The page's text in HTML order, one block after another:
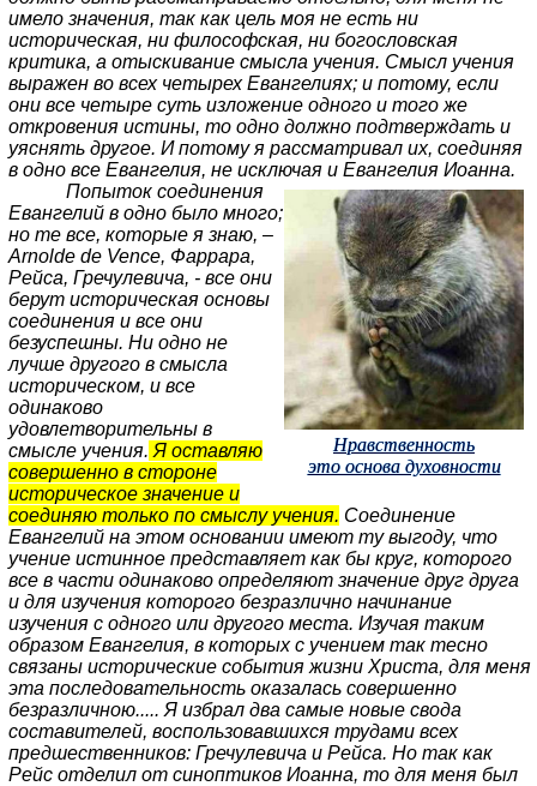
имело значения, так как цель моя не есть ни
историческая, ни философская, ни богословская
критика, а отыскивание смысла учения. Смысл учения
выражен во всех четырех Евангелиях; и потому, если
они все четыре суть изложение одного и того же
откровения истины, то одно должно подтверждать и
уяснять другое. И потому я рассматривал их, соединяя
в одно все Евангелия, не исключая и Евангелия Иоанна.
Нравственность
это основа духовности
Попыток соединения
Евангелий в одно было много;
но те все, которые я знаю, –
Arnolde de Vence, Фаррара,
Рейса, Гречулевича, - все они
берут историческая основы
соединения и все они
безуспешны. Hи одно не
лучше другого в смысла
историческом, и все
одинаково
удовлетворительны в
смысле учения. Я оставляю
совершенно в стороне
историческое значение и
соединяю только по смыслу учения. Соединение
Евангелий на этом основании имеют ту выгоду, что
учение истинное представляет как бы круг, которого
все в части одинаково определяют значение друг друга
и для изучения которого безразлично начинание
изучения с одного или другого места. Изучая таким
образом Евангелия, в которых с учением так тесно
связаны исторические события жизни Христа, для меня
эта последовательность оказалась совершенно
безразличною..... Я избрал два самые новые свода
составителей, воспользовавшихся трудами всех
предшественников: Гречулевича и Рейса. Но так как
Рейс отделил от синоптиков Иоанна, то для меня был